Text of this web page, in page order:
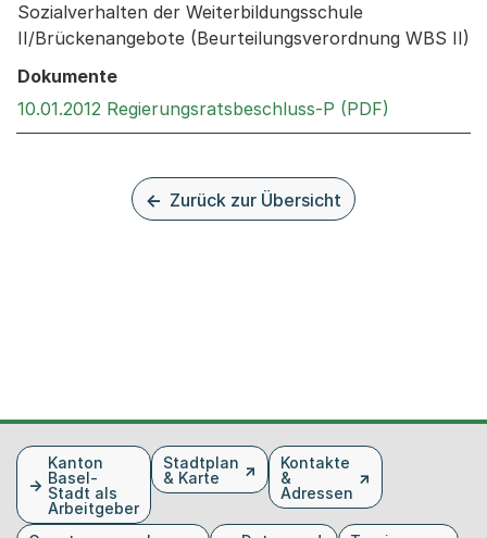
Sozialverhalten der Weiterbildungsschule
II/Brückenangebote (Beurteilungsverordnung WBS II)
Dokumente
10.01.2012 Regierungsratsbeschluss-P (PDF)
Zurück zur Übersicht
FusszeileKanton
Basel-
Stadt als
Arbeitgeber
Stadtplan
& Karte
Kontakte
&
Adressen